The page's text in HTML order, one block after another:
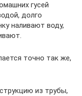
гусей
долго
наливают воду,
точно так же,
из трубы,